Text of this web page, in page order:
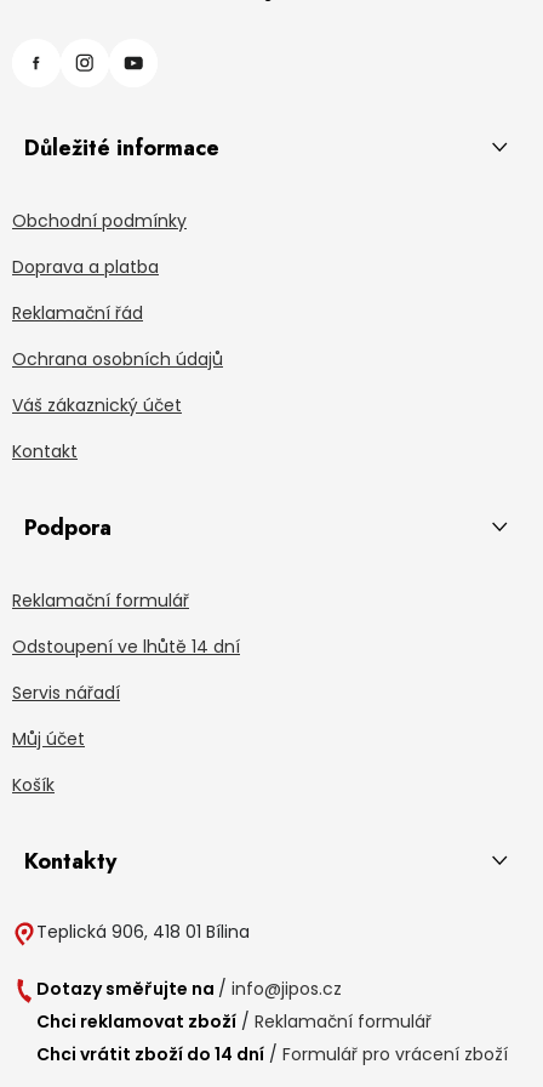
Důležité informace
Obchodní podmínky
Doprava a platba
Reklamační řád
Ochrana osobních údajů
Váš zákaznický účet
Kontakt
Podpora
Reklamační formulář
Odstoupení ve lhůtě 14 dní
Servis nářadí
Můj účet
Košík
Kontakty
Teplická 906, 418 01 Bílina
Dotazy směřujte na / info@jipos.cz
Chci reklamovat zboží / Reklamační formulář
Chci vrátit zboží do 14 dní / Formulář pro vrácení zboží